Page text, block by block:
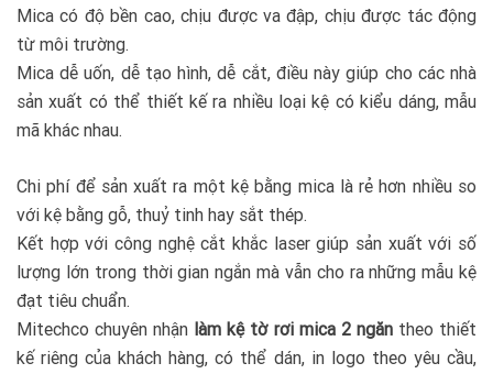
Mica có độ bền cao, chịu được va đập, chịu được tác động
từ môi trường.
Mica dễ uốn, dễ tạo hình, dễ cắt, điều này giúp cho các nhà
sản xuất có thể thiết kế ra nhiều loại kệ có kiểu dáng, mẫu
mã khác nhau.
Chi phí để sản xuất ra một kệ bằng mica là rẻ hơn nhiều so
với kệ bằng gỗ, thuỷ tinh hay sắt thép.
Kết hợp với công nghệ cắt khắc laser giúp sản xuất với số
lượng lớn trong thời gian ngắn mà vẫn cho ra những mẫu kệ
đạt tiêu chuẩn.
Mitechco chuyên nhận làm kệ tờ rơi mica 2 ngăntheo thiết
kế riêng của khách hàng, có thể dán, in logo theo yêu cầu,